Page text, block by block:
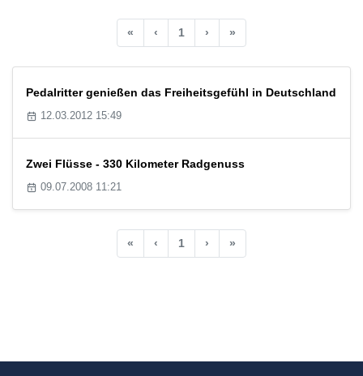
« ‹ 1 › »
Pedalritter genießen das Freiheitsgefühl in Deutschland
12.03.2012 15:49
Zwei Flüsse - 330 Kilometer Radgenuss
09.07.2008 11:21
« ‹ 1 › »